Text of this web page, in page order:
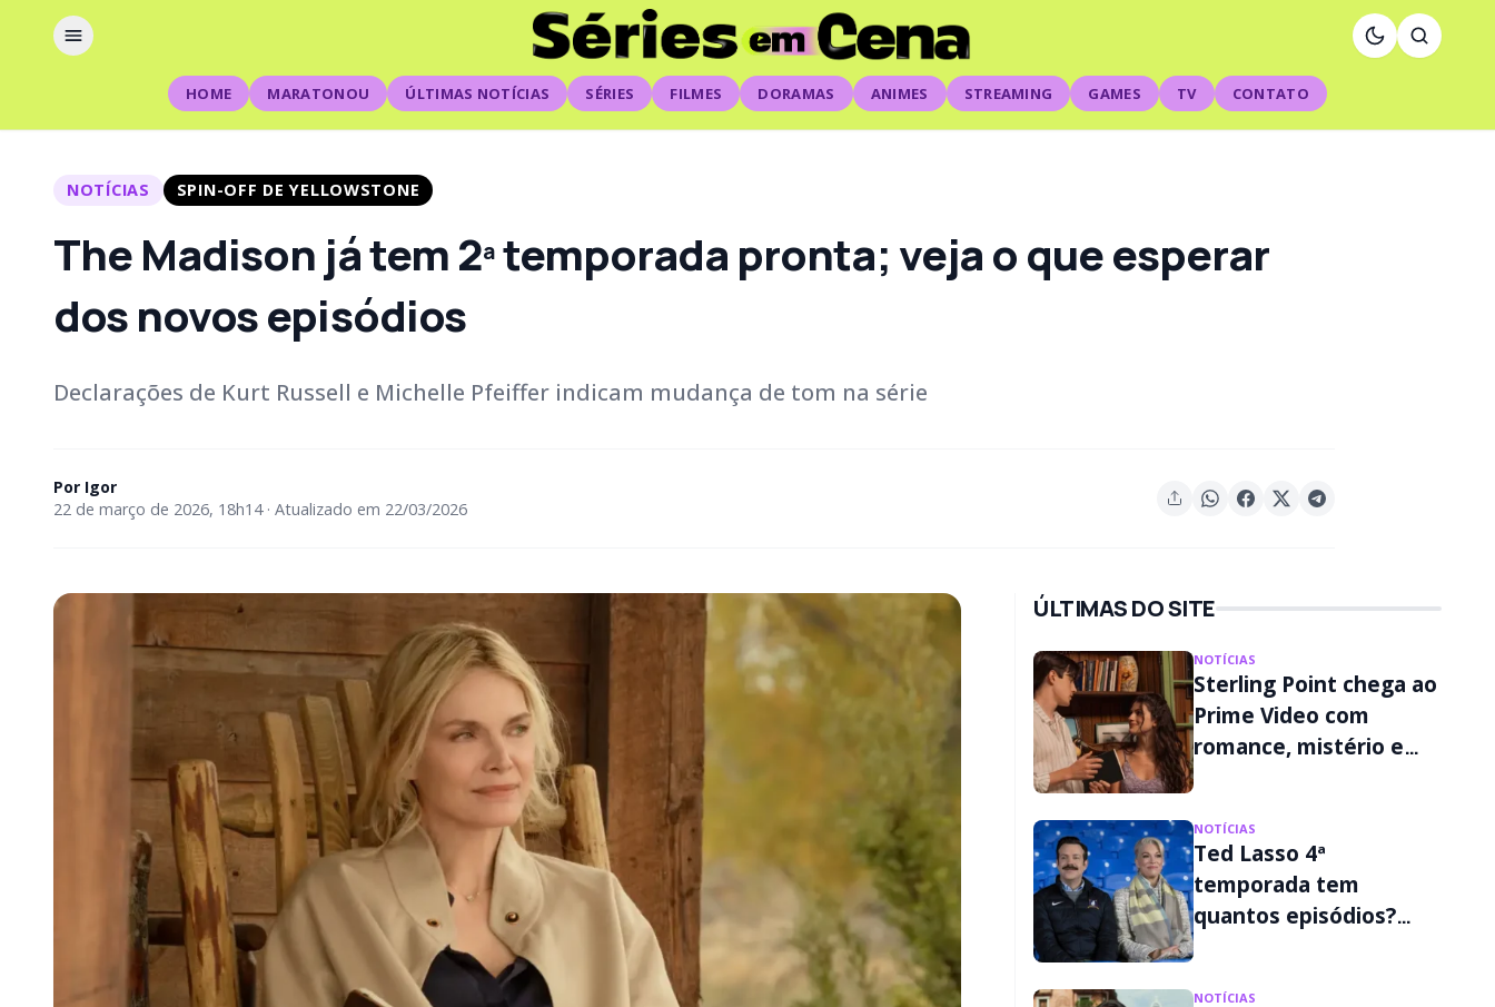
HOME MARATONOU ÚLTIMAS NOTÍCIAS SÉRIES FILMES DORAMAS ANIMES STREAMING GAMES TV CONTATO
NOTÍCIAS SPIN-OFF DE YELLOWSTONE
The Madison já tem 2ª temporada pronta; veja o que esperar
dos novos episódios
Declarações de Kurt Russell e Michelle Pfeiffer indicam mudança de tom na série
Por Igor
22 de março de 2026, 18h14 · Atualizado em 22/03/2026
ÚLTIMAS DO SITE
NOTÍCIAS
Sterling Point chega ao
Prime Video com
romance, mistério e
NOTÍCIAS
Ted Lasso 4ª
temporada tem
quantos episódios?
NOTÍCIAS